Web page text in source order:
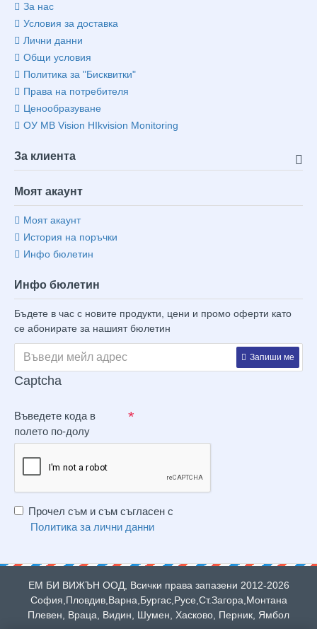
За нас
Условия за доставка
Лични данни
Общи условия
Политика за "Бисквитки"
Права на потребителя
Ценообразуване
ОУ MB Vision HIkvision Monitoring
За клиента
Моят акаунт
Моят акаунт
История на поръчки
Инфо бюлетин
Инфо бюлетин
Бъдете в час с новите продукти, цени и промо оферти като
се абонирате за нашият бюлетин
Запиши ме
Captcha
Въведете кода в
полето по-долу
Прочел съм и съм съгласен с
Политика за лични данни
ЕМ БИ ВИЖЪН ООД, Всички права запазени 2012-2026
София,Пловдив,Варна,Бургас,Русе,Ст.Загора,Монтана
Плевен, Враца, Видин, Шумен, Хасково, Перник, Ямбол